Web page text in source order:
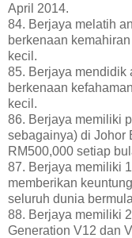
April 2014.
84. Berjaya melatih
berkenaan
kecil.
85. Berjaya mendidik
berkenaan
kecil.
86. Berjaya memiliki
sebagainya) di Johor
RM500,000 setiap
87. Berjaya memiliki
memberikan
seluruh dunia
88. Berjaya memiliki
Generation V12 dan